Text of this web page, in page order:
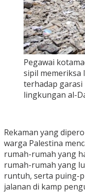
Pegawai
sipil memeriksa
terhadap garasi
lingkungan al-
Rekaman yang
warga Palestina
rumah-rumah yang
rumah-rumah yang
runtuh, serta puing-
jalanan di kamp